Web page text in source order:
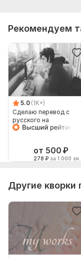
Рекомендуем
5.0 (1K+)
Сделаю перевод с
русского на
английский и
от 500 ₽
278 ₽ за 1 000 зн.
Другие кворки